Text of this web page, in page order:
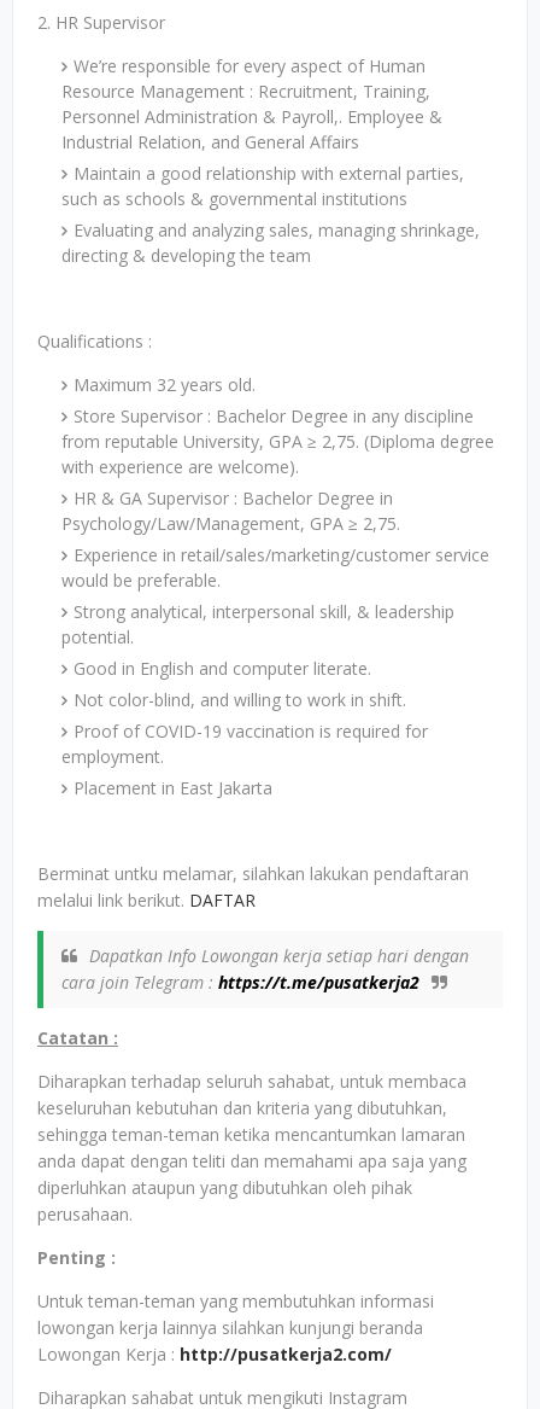
2. HR Supervisor
We’re responsible for every aspect of Human
Resource Management : Recruitment, Training,
Personnel Administration & Payroll,. Employee &
Industrial Relation, and General Affairs
Maintain a good relationship with external parties,
such as schools & governmental institutions
Evaluating and analyzing sales, managing shrinkage,
directing & developing the team
Qualifications :
Maximum 32 years old.
Store Supervisor : Bachelor Degree in any discipline
from reputable University, GPA ≥ 2,75. (Diploma degree
with experience are welcome).
HR & GA Supervisor : Bachelor Degree in
Psychology/Law/Management, GPA ≥ 2,75.
Experience in retail/sales/marketing/customer service
would be preferable.
Strong analytical, interpersonal skill, & leadership
potential.
Good in English and computer literate.
Not color-blind, and willing to work in shift.
Proof of COVID-19 vaccination is required for
employment.
Placement in East Jakarta
Berminat untku melamar, silahkan lakukan pendaftaran
melalui link berikut. DAFTAR
Dapatkan Info Lowongan kerja setiap hari dengan
cara join Telegram : https://t.me/pusatkerja2
Catatan :
Diharapkan terhadap seluruh sahabat, untuk membaca
keseluruhan kebutuhan dan kriteria yang dibutuhkan,
sehingga teman-teman ketika mencantumkan lamaran
anda dapat dengan teliti dan memahami apa saja yang
diperluhkan ataupun yang dibutuhkan oleh pihak
perusahaan.
Penting :
Untuk teman-teman yang membutuhkan informasi
lowongan kerja lainnya silahkan kunjungi beranda
Lowongan Kerja : http://pusatkerja2.com/
Diharapkan sahabat untuk mengikuti Instagram